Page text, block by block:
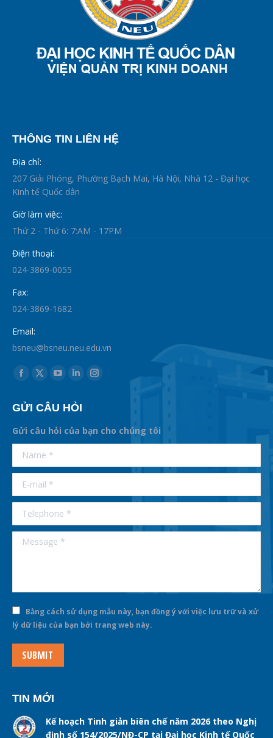
THÔNG TIN LIÊN HỆ
Địa chỉ:
207 Giải Phóng, Phường Bạch Mai, Hà Nội, Nhà 12 - Đại học
Kinh tế Quốc dân
Giờ làm việc:
Thứ 2 - Thứ 6: 7:AM - 17PM
Điện thoại:
024-3869-0055
Fax:
024-3869-1682
Email:
bsneu@bsneu.neu.edu.vn
Find us on:
Facebook
opens
in
new
window
X
opens
in
new
window
YouTube
opens
in
new
Linkedin
opens
in
new
Instagram
in
new
GỬI CÂU HỎI
Gửi câu hỏi của bạn cho chúng tôi
supertotobet
betist
Name *
E-mail *
Telephone *
Message *
Bằng cách sử dụng mẫu này, bạn đồng ý với việc lưu trữ và xử
lý dữ liệu của bạn bởi trang web này.
SUBMIT
TIN MỚI
Kế hoạch Tinh giản biên chế năm 2026 theo Nghị
định số 154/2025/NĐ-CP tại Đại học Kinh tế Quốc